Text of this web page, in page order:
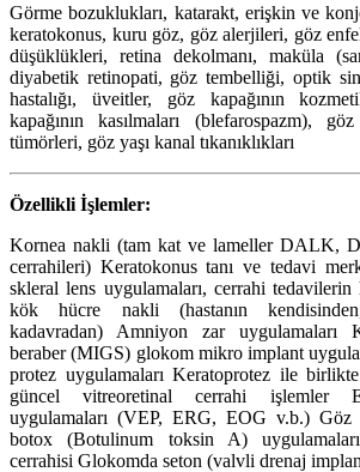
Görme bozuklukları, katarakt, erişkin ve
keratokonus, kuru göz, göz alerjileri, göz
düşüklükleri, retina dekolmanı, maküla
diyabetik retinopati, göz tembelliği, optik
hastalığı, üveitler, göz kapağının
kapağının kasılmaları (blefarospazm),
tümörleri, göz yaşı kanal tıkanıklıkları
Özellikli İşlemler:
Kornea nakli (tam kat ve lameller DALK,
cerrahileri) Keratokonus tanı ve tedavi
skleral lens uygulamaları, cerrahi
kök hücre nakli (hastanın
kadavradan) Amniyon zar uygulamaları
beraber (MIGS) glokom mikro implant
protez uygulamaları Keratoprotez ile
güncel vitreoretinal cerrahi işlemler
uygulamaları (VEP, ERG, EOG v.b.) Göz
botox (Botulinum toksin A)
cerrahisi Glokomda seton (valvli drenaj